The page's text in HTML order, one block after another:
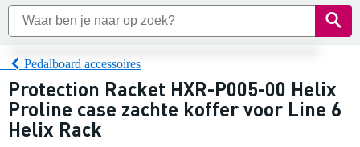
Pedalboard accessoires
Protection Racket HXR-P005-00 Helix
Proline case zachte koffer voor Line 6
Helix Rack